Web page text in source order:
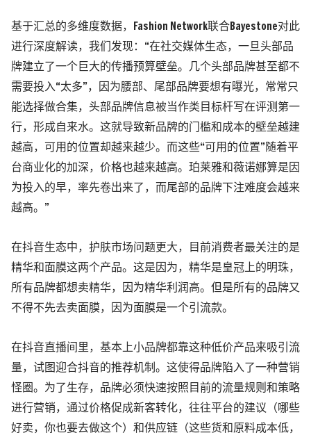
基于汇总的多维度数据，Fashion Network联合Bayestone对此
进行深度解读，我们发现：“在社交媒体生态，一旦头部品
牌建立了一个巨大的传播预算壁垒。几个头部品牌甚至都不
需要投入“太多”，因为腰部、尾部品牌要想有曝光，常常只
能选择做合集，头部品牌信息被当作类目标杆写在评测第一
行，形成自来水。这就导致新品牌的门槛和成本的壁垒越建
越高，可用的位置却越来越少。而这些“可用的位置”随着平
台商业化的加深，价格也越来越高。珀莱雅和薇诺娜算是因
为投入的早，率先卷出来了，而尾部的品牌下注难度会越来
越高。”
在抖音生态中，护肤市场问题更大，目前消费者最关注的是
精华和面膜这两个产品。这是因为，精华是皇冠上的明珠，
所有品牌都想卖精华，因为精华利润高。但是所有的品牌又
不得不先去卖面膜，因为面膜是一个引流款。
在抖音直播间里，基本上小品牌都靠这种低价产品来吸引流
量，试图迎合抖音的推荐机制。这使得品牌陷入了一种营销
怪圈。为了生存，品牌必须快速按照目前的流量规则和策略
进行营销，通过价格促成新客转化，往往平台的建议（哪些
好卖，你也要去做这个）和供应链（这些货和原料成本低，